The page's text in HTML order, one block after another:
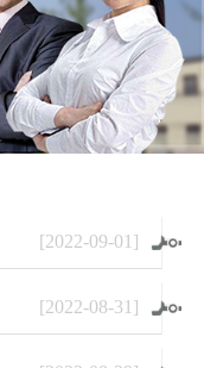
[2022-09-01 ]
[2022-08-31 ]